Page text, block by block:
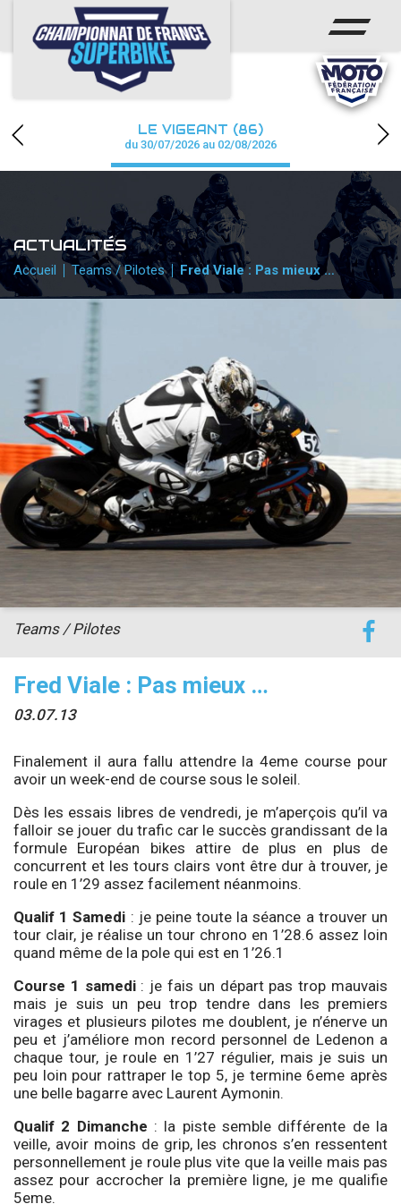
ACCUEIL
CHAMPIONNAT
CALENDRIER
PHOTOS / WEB TV
PARTENAIRES
PRESSE
PRESSE
accéder à la billetterie
LE VIGEANT (86)
du 30/07/2026 au 02/08/2026
ACTUALITÉS
Accueil Teams / Pilotes Fred Viale : Pas mieux …
Fred Viale : Pas mieux …
03.07.13
Teams / Pilotes
Finalement il aura fallu attendre la 4eme course pour
avoir un week-end de course sous le soleil.
Dès les essais libres de vendredi, je m’aperçois qu’il va
falloir se jouer du trafic car le succès grandissant de la
formule Européan bikes attire de plus en plus de
concurrent et les tours clairs vont être dur à trouver, je
roule en 1’29 assez facilement néanmoins.
Qualif 1 Samedi : je peine toute la séance a trouver un
tour clair, je réalise un tour chrono en 1’28.6 assez loin
quand même de la pole qui est en 1’26.1
Course 1 samedi: je fais un départ pas trop mauvais
mais je suis un peu trop tendre dans les premiers
virages et plusieurs pilotes me doublent, je n’énerve un
peu et j’améliore mon record personnel de Ledenon a
chaque tour, je roule en 1’27 régulier, mais je suis un
peu loin pour rattraper le top 5, je termine 6eme après
une belle bagarre avec Laurent Aymonin.
Qualif 2 Dimanche : la piste semble différente de la
veille, avoir moins de grip, les chronos s’en ressentent
personnellement je roule plus vite que la veille mais pas
assez pour accrocher la première ligne, je me qualifie
5eme.